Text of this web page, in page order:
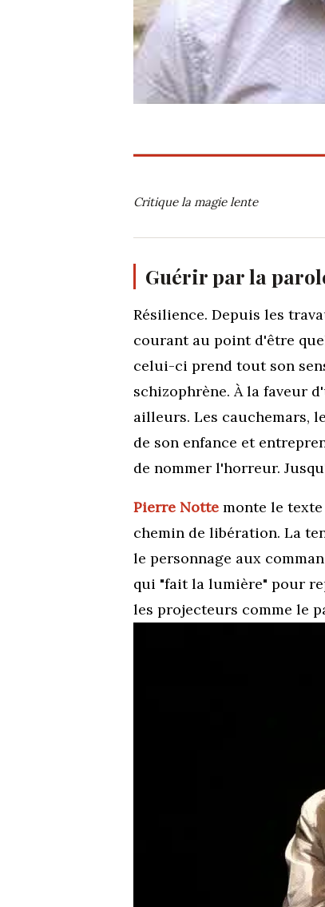
Critique la magie lente
Guérir par la
Résilience. Depuis les
courant au point d'être
celui-ci prend tout son
schizophrène. À la faveur
ailleurs. Les cauchemars,
de son enfance et
de nommer l'horreur.
Pierre Notte monte le
chemin de libération. La
le personnage aux
qui "fait la lumière" pour
les projecteurs comme le